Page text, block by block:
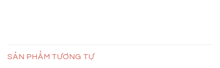
SẢN PHẨM TƯƠNG TỰ